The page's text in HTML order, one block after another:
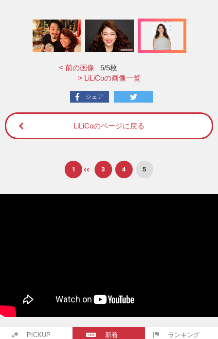
< 前の画像 5/5枚
> LiLiCoの画像一覧
シェア
LiLiCoのページに戻る
1 3 4 5
PICKUP 新着 ランキング